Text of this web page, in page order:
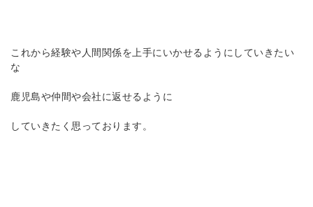
これから経験や人間関係を上手にいかせるようにしていきたい
な
鹿児島や仲間や会社に返せるように
していきたく思っております。